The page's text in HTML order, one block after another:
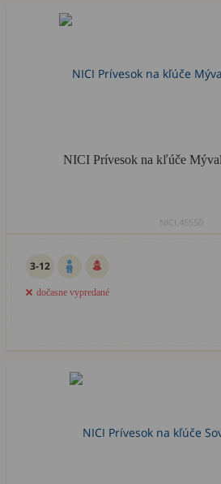
NICI Prívesok na kľúče
NICI.45550
3-12
dočasne vypredané